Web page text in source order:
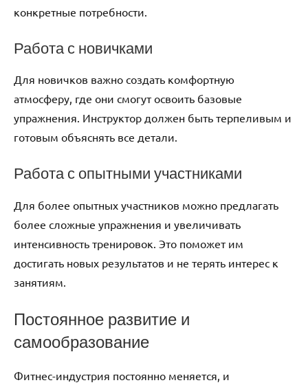
конкретные потребности.
Работа с новичками
Для новичков важно создать комфортную
атмосферу, где они смогут освоить базовые
упражнения. Инструктор должен быть терпеливым и
готовым объяснять все детали.
Работа с опытными участниками
Для более опытных участников можно предлагать
более сложные упражнения и увеличивать
интенсивность тренировок. Это поможет им
достигать новых результатов и не терять интерес к
занятиям.
Постоянное развитие и
самообразование
Фитнес-индустрия постоянно меняется, и